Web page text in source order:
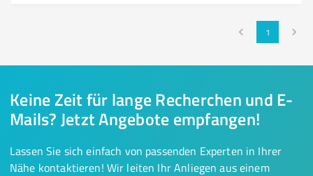
1
Keine Zeit für lange Recherchen und E-
Mails? Jetzt Angebote empfangen!
Lassen Sie sich einfach von passenden Experten in Ihrer
Nähe kontaktieren! Wir leiten Ihr Anliegen aus einem